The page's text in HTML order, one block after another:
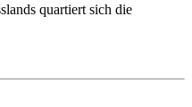
quartiert sich die